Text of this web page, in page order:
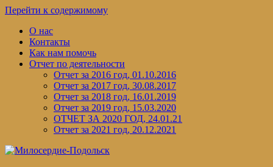
Перейти к содержимому
О нас
Контакты
Как нам помочь
Отчет по деятельности
Отчет за 2016 год, 01.10.2016
Отчет за 2017 год, 30.08.2017
Отчет за 2018 год, 16.01.2019
Отчет за 2019 год, 15.03.2020
ОТЧЕТ ЗА 2020 ГОД, 24.01.21
Отчет за 2021 год, 20.12.2021